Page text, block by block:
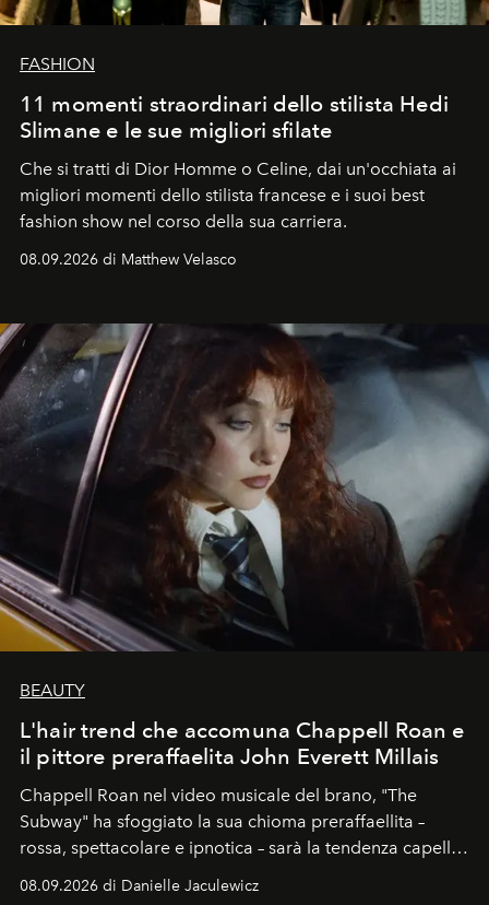
FASHION
11 momenti straordinari dello stilista Hedi
Slimane e le sue migliori sfilate
Che si tratti di Dior Homme o Celine, dai un'occhiata ai
migliori momenti dello stilista francese e i suoi best
fashion show nel corso della sua carriera.
08.09.2026 di Matthew Velasco
BEAUTY
L'hair trend che accomuna Chappell Roan e
il pittore preraffaelita John Everett Millais
Chappell Roan nel video musicale del brano, "The
Subway" ha sfoggiato la sua chioma preraffaellita –
rossa, spettacolare e ipnotica – sarà la tendenza capelli
08.09.2026 di Danielle Jaculewicz